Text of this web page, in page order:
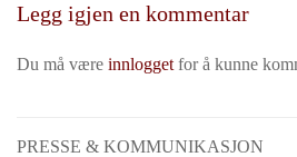
Legg igjen en kommentar
Du må være innlogget for å kunne
PRESSE & KOMMUNIKASJON